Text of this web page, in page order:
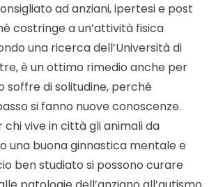
ad anziani, ipertesi e post
costringe a un’attività fisica
una ricerca dell’Università di
è un ottimo rimedio anche per
soffre di solitudine, perché
si fanno nuove conoscenze.
vive in città gli animali da
una buona ginnastica mentale e
ben studiato si possono curare